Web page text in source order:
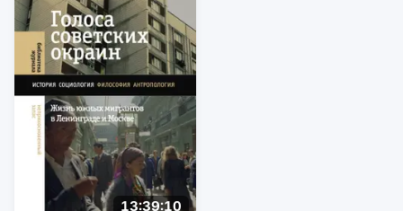
13:39:10